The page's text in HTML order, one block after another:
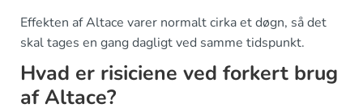
Effekten af Altace varer normalt cirka et døgn, så det
skal tages en gang dagligt ved samme tidspunkt.
Hvad er risiciene ved forkert brug
af Altace?